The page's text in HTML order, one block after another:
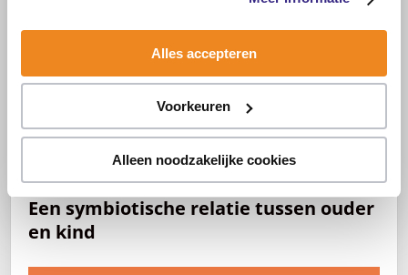
Alles accepteren
Voorkeuren
Alleen noodzakelijke cookies
Een symbiotische relatie tussen ouder
en kind